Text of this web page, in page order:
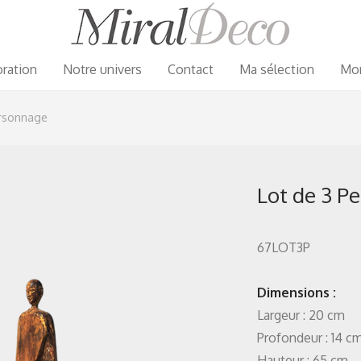
Notre univers Contact Ma sélection
Lot de 3
67LOT3P
Dimensions :
Largeur : 20 cm
Profondeur : 14